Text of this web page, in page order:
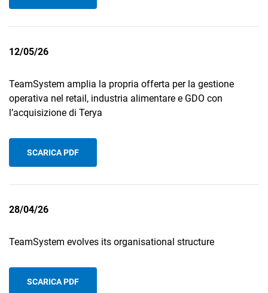
12/05/26
TeamSystem amplia la propria offerta per la gestione
operativa nel retail, industria alimentare e GDO con
l’acquisizione di Terya
SCARICA PDF
28/04/26
TeamSystem evolves its organisational structure
SCARICA PDF